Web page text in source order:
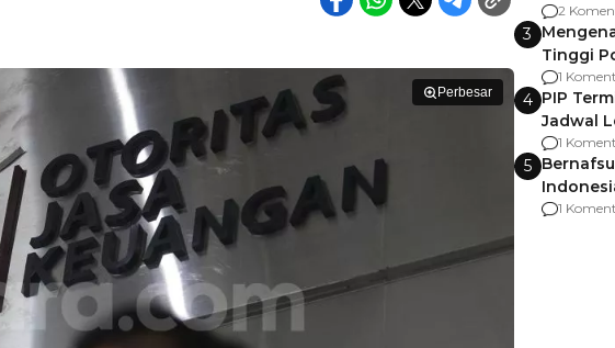
Perbesar
2
3
Tinggi
Usai Jadi
1
4 PIP
Jadwal
agar
1
5
1